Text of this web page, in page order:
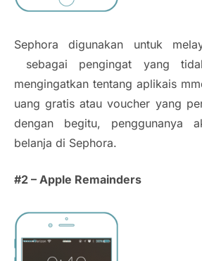
Sephora digunakan untuk
sebagai pengingat yang
mengingatkan tentang aplikais
uang gratis atau voucher yang
dengan begitu, penggunanya
belanja di Sephora.
#2 – Apple Remainders